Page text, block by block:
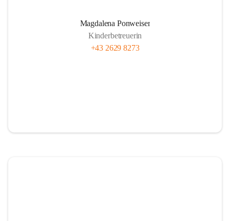
Magdalena Ponweiser
Kinderbetreuerin
+43 2629 8273